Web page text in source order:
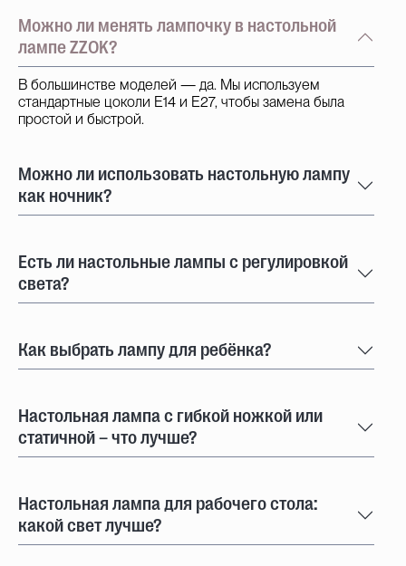
Можно ли менять лампочку в настольной
лампе ZZOK?
В большинстве моделей — да. Мы используем
стандартные цоколи E14 и E27, чтобы замена была
простой и быстрой.
Можно ли использовать настольную лампу
как ночник?
Есть ли настольные лампы с регулировкой
света?
Как выбрать лампу для ребёнка?
Настольная лампа с гибкой ножкой или
статичной – что лучше?
Настольная лампа для рабочего стола:
какой свет лучше?